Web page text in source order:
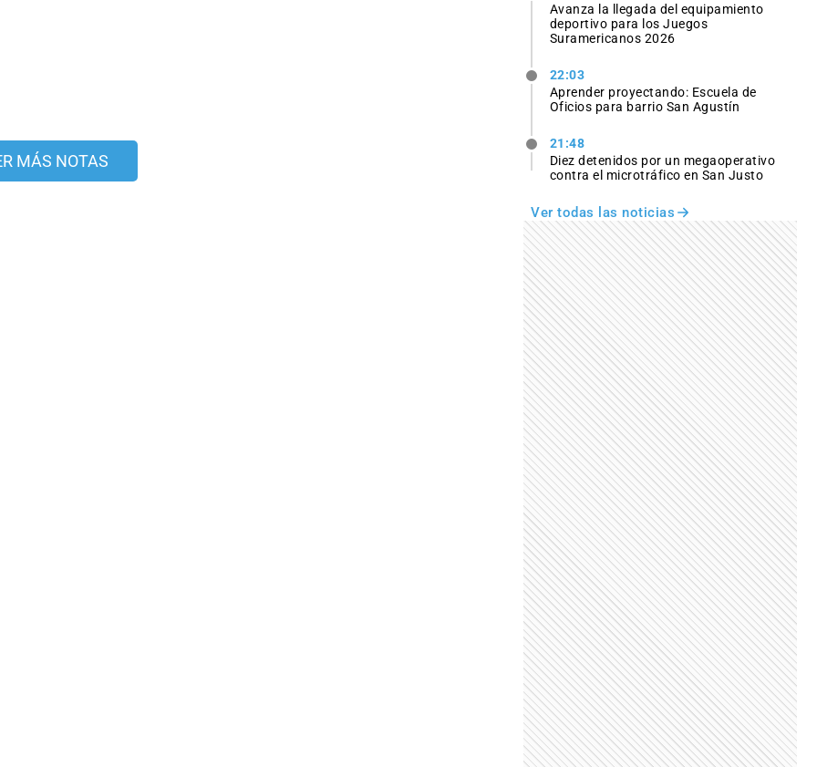
MÁS NOTAS
Avanza la llegada del equipamiento
deportivo para los Juegos
Suramericanos 2026
22:03
Aprender proyectando: Escuela de
Oficios para barrio San Agustín
21:48
Diez detenidos por un megaoperativo
contra el microtráfico en San Justo
Ver todas las noticias